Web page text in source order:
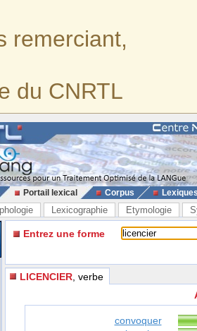
remerciant,
du CNRTL
Portail lexical Corpus
Lexicographie Etymologie
Entrez une forme
LICENCIER , verbe
convoquer